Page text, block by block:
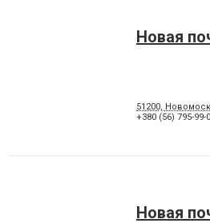
Новая
51200,
+380 (56) 795-99-
Новая